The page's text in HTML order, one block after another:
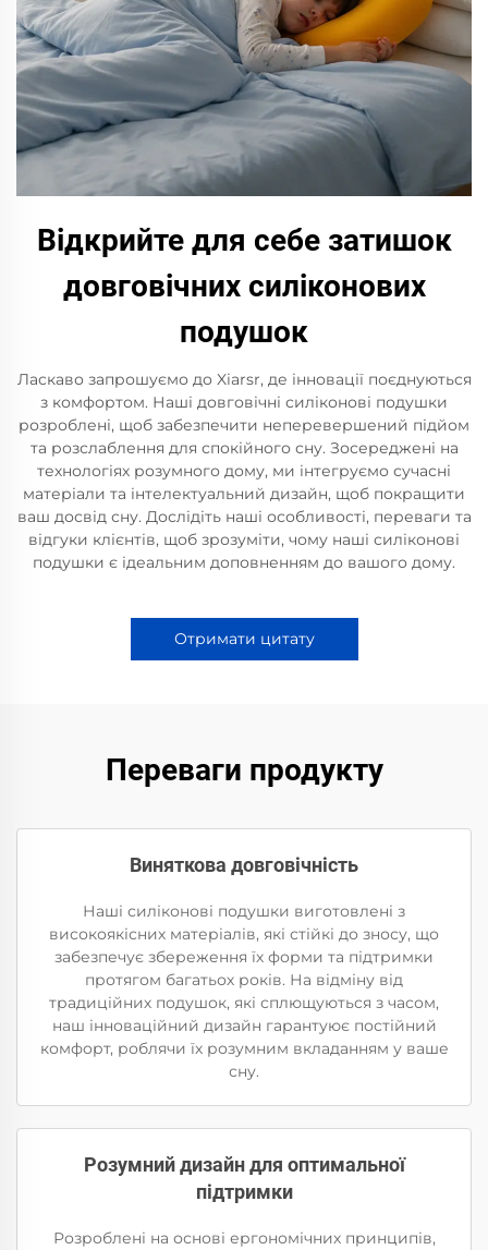
Відкрийте для себе затишок
довговічних силіконових
подушок
Ласкаво запрошуємо до Xiarsr, де інновації поєднуються
з комфортом. Наші довговічні силіконові подушки
розроблені, щоб забезпечити неперевершений підйом
та розслаблення для спокійного сну. Зосереджені на
технологіях розумного дому, ми інтегруємо сучасні
матеріали та інтелектуальний дизайн, щоб покращити
ваш досвід сну. Дослідіть наші особливості, переваги та
відгуки клієнтів, щоб зрозуміти, чому наші силіконові
подушки є ідеальним доповненням до вашого дому.
Отримати цитату
Переваги продукту
Виняткова довговічність
Наші силіконові подушки виготовлені з
високоякісних матеріалів, які стійкі до зносу, що
забезпечує збереження їх форми та підтримки
протягом багатьох років. На відміну від
традиційних подушок, які сплющуються з часом,
наш інноваційний дизайн гарантуює постійний
комфорт, роблячи їх розумним вкладанням у ваше
сну.
Розумний дизайн для оптимальної
підтримки
Розроблені на основі ергономічних принципів,